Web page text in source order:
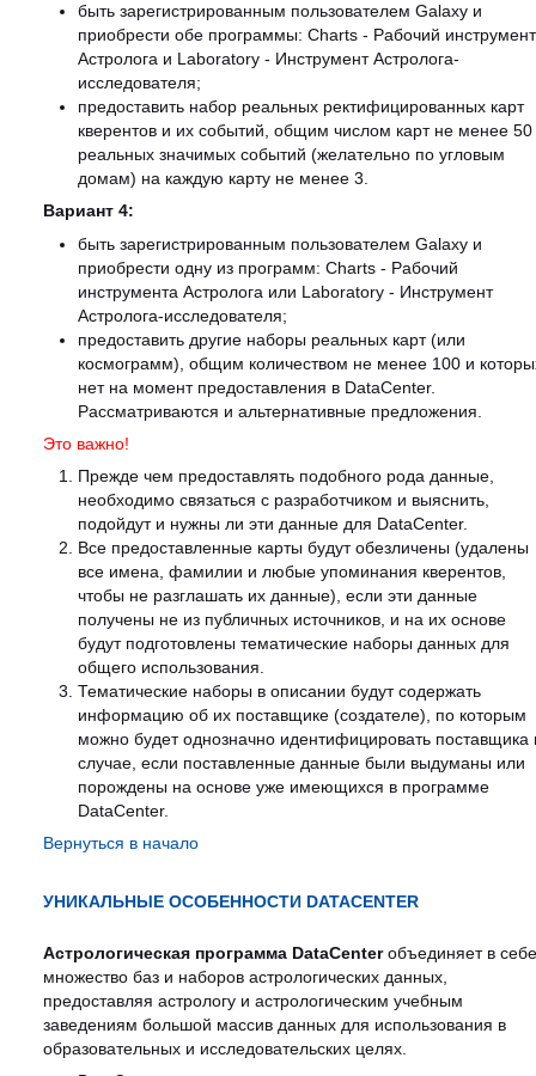
быть зарегистрированным пользователем Galaxy и
приобрести обе программы: Charts - Рабочий
Астролога и Laboratory - Инструмент Астролога-
исследователя;
предоставить набор реальных ректифицированных карт
кверентов и их событий, общим числом карт не менее 50
реальных значимых событий (желательно по угловым
домам) на каждую карту не менее 3.
Вариант 4:
быть зарегистрированным пользователем Galaxy и
приобрести одну из программ: Charts - Рабочий
инструмента Астролога или Laboratory - Инструмент
Астролога-исследователя;
предоставить другие наборы реальных карт (или
космограмм), общим количеством не менее 100 и
нет на момент предоставления в DataCenter.
Рассматриваются и альтернативные предложения.
Это важно!
Прежде чем предоставлять подобного рода данные,
необходимо связаться с разработчиком и выяснить,
подойдут и нужны ли эти данные для DataCenter.
Все предоставленные карты будут обезличены (удалены
все имена, фамилии и любые упоминания кверентов,
чтобы не разглашать их данные), если эти данные
получены не из публичных источников, и на их основе
будут подготовлены тематические наборы данных для
общего использования.
Тематические наборы в описании будут содержать
информацию об их поставщике (создателе), по которым
можно будет однозначно идентифицировать поставщика
случае, если поставленные данные были выдуманы или
порождены на основе уже имеющихся в программе
DataCenter.
Вернуться в начало
УНИКАЛЬНЫЕ ОСОБЕННОСТИ DATACENTER
Астрологическая программа DataCenterобъединяет в себе
множество баз и наборов астрологических данных,
предоставляя астрологу и астрологическим учебным
заведениям большой массив данных для использования в
образовательных и исследовательских целях.